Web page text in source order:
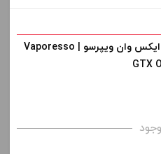
سبد خرید
قیمت ، گزینه های محصول را
پادماد جی تی ایکس وان ویپرسو | Vaporesso
GTX